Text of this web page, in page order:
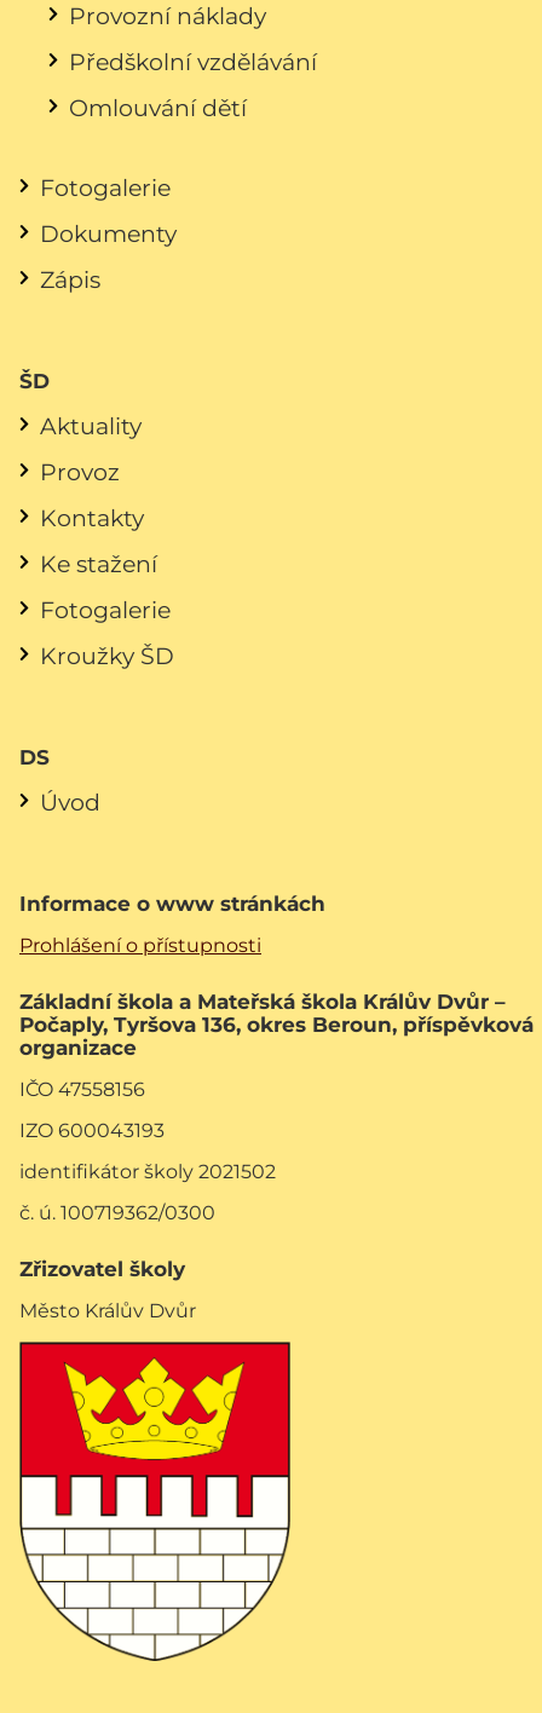
Provozní náklady
Předškolní vzdělávání
Omlouvání dětí
Fotogalerie
Dokumenty
Zápis
ŠD
Aktuality
Provoz
Kontakty
Ke stažení
Fotogalerie
Kroužky ŠD
DS
Úvod
Informace o www stránkách
Prohlášení o přístupnosti
Základní škola a Mateřská škola Králův Dvůr –
Počaply, Tyršova 136, okres Beroun, příspěvková
organizace
IČO 47558156
IZO 600043193
identifikátor školy 2021502
č. ú. 100719362/0300
Zřizovatel školy
Město Králův Dvůr